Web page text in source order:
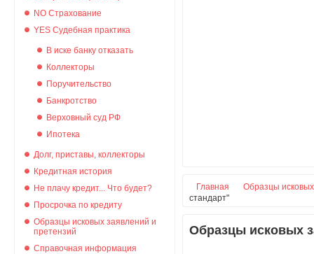
NO Страхование
YES Судебная практика
В иске банку отказать
Коллекторы
Поручительство
Банкротство
Верховный суд РФ
Ипотека
Долг, приставы, коллекторы
Кредитная история
Не плачу кредит... Что будет?
Просрочка по кредиту
Образцы исковых заявлений и
претензий
Справочная информация
Главная
Образцы
стандарт"
Образцы исковых